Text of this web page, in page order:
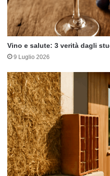
Vino e salute: 3 verità dagli
9 Luglio 2026